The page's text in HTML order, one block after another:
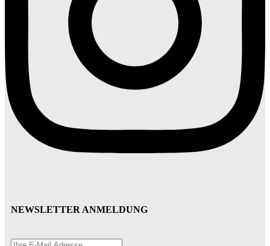
NEWSLETTER ANMELDUNG